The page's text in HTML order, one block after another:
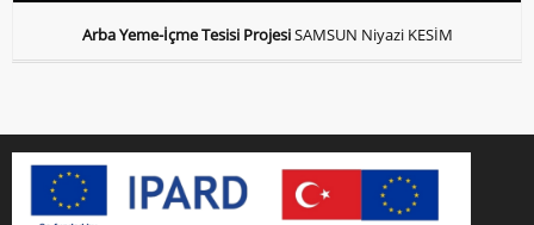
Arba Yeme-İçme Tesisi ProjesiSAMSUN Niyazi KESİM